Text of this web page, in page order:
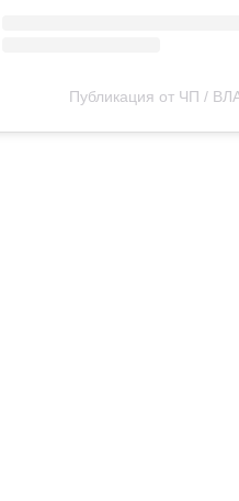
Публикация от ЧП /